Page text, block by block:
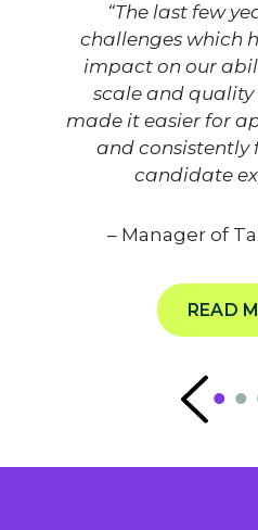
“The last few
challenges which
impact on our
scale and quality
made it easier for
and consistently
candidate
– Manager of
READ